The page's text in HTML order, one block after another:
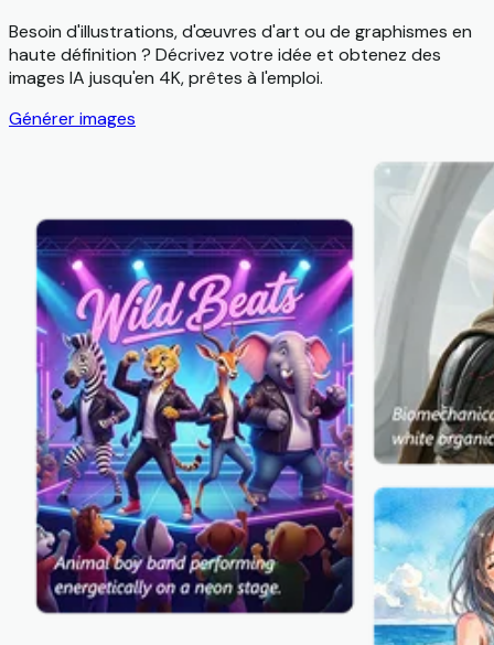
Besoin d'illustrations, d'œuvres d'art ou de graphismes en
haute définition ? Décrivez votre idée et obtenez des
images IA jusqu'en 4K, prêtes à l'emploi.
Générer images